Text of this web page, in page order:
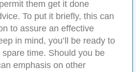
them get it done
To put it briefly, this can
to assure an effective
in mind, you’ll be ready to
time. Should you be
emphasis on other